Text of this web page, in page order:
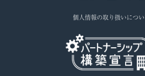
個人情報の取り扱いにつ